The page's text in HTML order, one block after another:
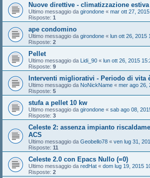
Nuove direttive - climatizzazione estiva
Ultimo messaggio da girondone « mar ott 27,
Risposte: 1
ape condomino
Ultimo messaggio da girondone « lun ott 26, 2015
Risposte: 2
Pellet
Ultimo messaggio da Lidi_90 « lun ott 26, 2015
Risposte: 9
Interventi migliorativi - Periodo di vita
Ultimo messaggio da NoNickName « mer ago 26,
Risposte: 5
stufa a pellet 10 kw
Ultimo messaggio da girondone « sab ago 08,
Risposte: 3
Celeste 2: assenza impianto
ACS
Ultimo messaggio da Geobello78 « ven lug 31,
Risposte: 11
Celeste 2.0 con Epacs Nullo (=0)
Ultimo messaggio da redHat « dom lug 19, 2015
Risposte: 2